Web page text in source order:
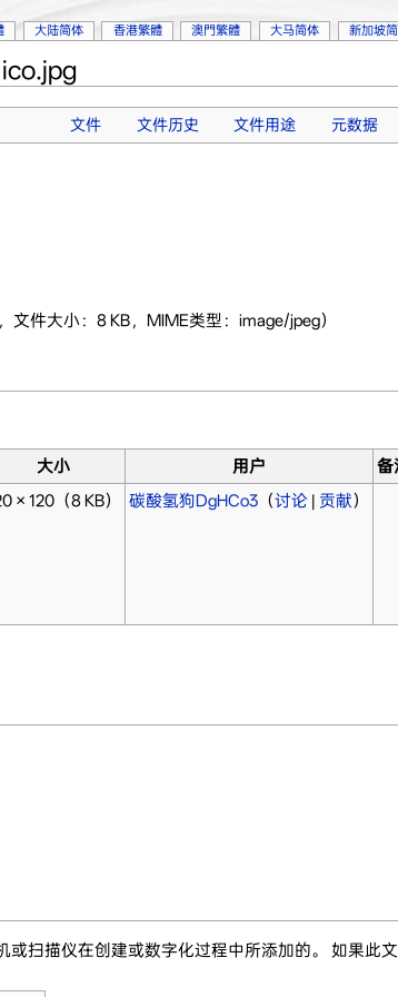
文件 文件历史 文件用途 元数据
文件大小：8 KB，MIME类型：image/jpeg）
大小 用户
备
× 120（8 KB） 碳酸氢狗DgHCo3（讨论| 贡献）
扫描仪在创建或数字化过程中所添加的。 如果此
大陆简体 香港繁體 澳門繁體 大马简体 新加坡